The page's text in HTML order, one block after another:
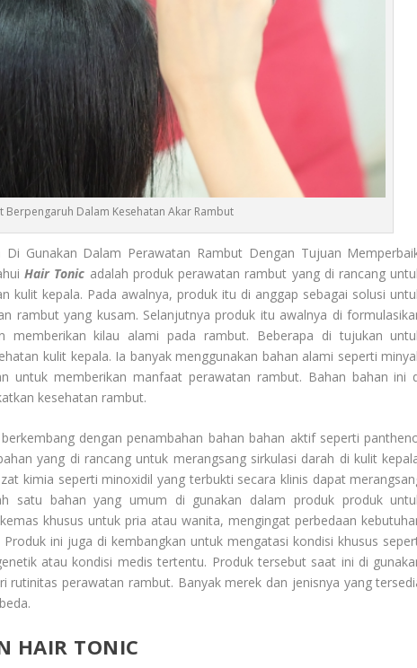
Berpengaruh Dalam Kesehatan Akar Rambut
Di Gunakan Dalam Perawatan Rambut Dengan Tujuan
Hair Tonic adalah produk perawatan rambut yang di rancang
kulit kepala. Pada awalnya, produk itu di anggap sebagai solusi
rambut yang kusam. Selanjutnya produk itu awalnya di
memberikan kilau alami pada rambut. Beberapa di tujukan
kulit kepala. Ia banyak menggunakan bahan alami seperti
untuk memberikan manfaat perawatan rambut. Bahan bahan ini
kesehatan rambut.
berkembang dengan penambahan bahan bahan aktif seperti
yang di rancang untuk merangsang sirkulasi darah di kulit
kimia seperti minoxidil yang terbukti secara klinis dapat
satu bahan yang umum di gunakan dalam produk produk
khusus untuk pria atau wanita, mengingat perbedaan
ini juga di kembangkan untuk mengatasi kondisi khusus
atau kondisi medis tertentu. Produk tersebut saat ini di
rutinitas perawatan rambut. Banyak merek dan jenisnya yang
HAIR TONIC